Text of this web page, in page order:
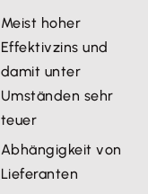
Meist hoher
Effektivzins und
damit unter
Umständen sehr
teuer
Abhängigkeit von
Lieferanten